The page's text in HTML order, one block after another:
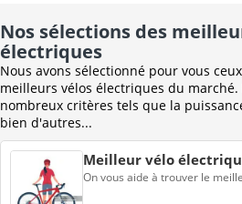
Nos sélections des
électriques
Nous avons sélectionné pour vous
meilleurs vélos électriques du
nombreux critères tels que la
bien d'autres...
Meilleur vélo
On vous aide à trouver le